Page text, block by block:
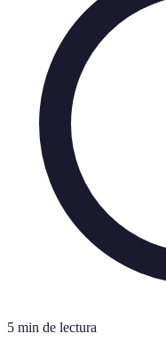
5 min de lectura